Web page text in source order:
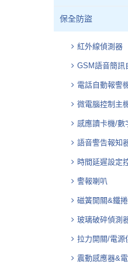
保全防盜
紅外線偵測器
GSM語音簡訊
電話自動報警
微電腦控制主
感應讀卡機/數
語音警告報知
時間延遲設定
警報喇叭
磁簧開關&鐵
玻璃破碎偵測
拉力開關/電源
震動感應器&